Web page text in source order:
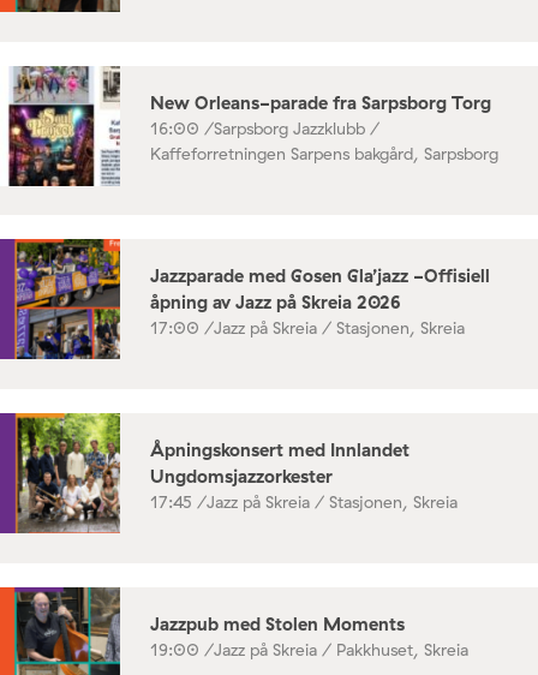
New Orleans-parade fra Sarpsborg Torg
16:00 /Sarpsborg Jazzklubb /
Kaffeforretningen Sarpens bakgård, Sarpsborg
Jazzparade med Gosen Gla’jazz -Offisiell
åpning av Jazz på Skreia 2026
17:00 /Jazz på Skreia / Stasjonen, Skreia
Åpningskonsert med Innlandet
Ungdomsjazzorkester
17:45 /Jazz på Skreia / Stasjonen, Skreia
Jazzpub med Stolen Moments
19:00 /Jazz på Skreia / Pakkhuset, Skreia